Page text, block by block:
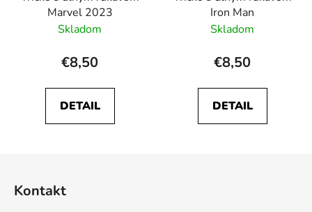
Marvel 2023
Skladom
€8,50
DETAIL
Iron Man
Skladom
€8,50
DETAIL
Kontakt